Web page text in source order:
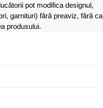
pot modifica designul,
garnituri) fără preaviz, fără ca
produsului.